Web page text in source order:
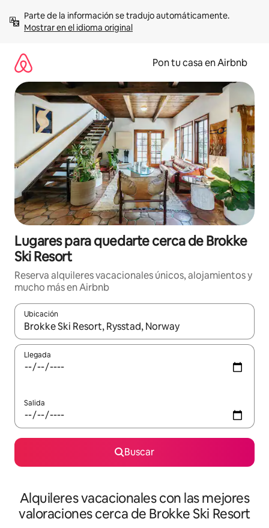
contenidoMostrar en el idioma original
Pon tu casa en Airbnb
Lugares para quedarte cerca de Brokke
Ski Resort
Reserva alquileres vacacionales únicos, alojamientos y
mucho más en Airbnb
Ubicación
Cuando los resultados estén disponibles, navega con las
Llegada
Salida
Buscar
Alquileres vacacionales con las mejores
valoraciones cerca de Brokke Ski Resort